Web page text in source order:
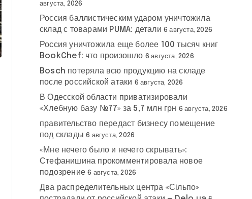
августа, 2026
Россия баллистическим ударом уничтожила
склад с товарами PUMA: детали 6 августа, 2026
Россия уничтожила еще более 100 тысяч книг
BookChef: что произошло 6 августа, 2026
Bosch потеряла всю продукцию на складе
после российской атаки 6 августа, 2026
В Одесской области приватизировали
«Хлебную базу №77» за 5,7 млн грн 6 августа, 2026
правительство передаст бизнесу помещение
под склады 6 августа, 2026
«Мне нечего было и нечего скрывать»:
Стефанишина прокомментировала новое
подозрение 6 августа, 2026
Два распределительных центра «Сільпо»